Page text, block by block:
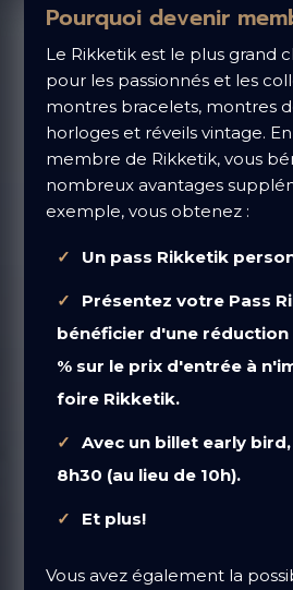
Pourquoi devenir
Le Rikketik est le plus grand
pour les passionnés et les
montres bracelets, montres
horloges et réveils vintage.
membre de Rikketik, vous
nombreux avantages
exemple, vous obtenez :
Un pass Rikketik
Présentez votre Pass
bénéficier d'une réduction
% sur le prix d'entrée à
foire Rikketik.
​Avec un billet early
8h30 (au lieu de 10h).
Et plus!
Vous avez également la